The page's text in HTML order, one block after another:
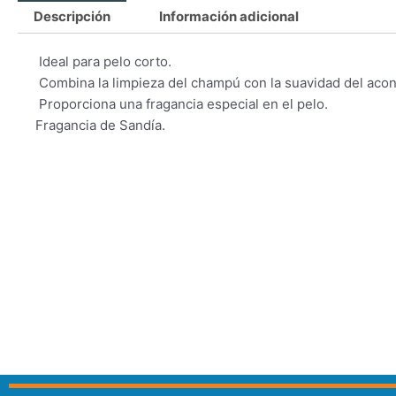
Descripción Información adicional
 Ideal para pelo corto.
 Combina la limpieza del champú con la suavidad del
 Proporciona una fragancia especial en el pelo.
Fragancia de Sandía.